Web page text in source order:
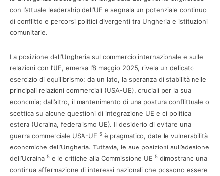
con l’attuale leadership dell’UE e segnala un potenziale continuo
di conflitto e percorsi politici divergenti tra Ungheria e istituzioni
comunitarie.
La posizione dell’Ungheria sul commercio internazionale e sulle
relazioni con l’UE, emersa l’8 maggio 2025, rivela un delicato
esercizio di equilibrismo: da un lato, la speranza di stabilità nelle
principali relazioni commerciali (USA-UE), cruciali per la sua
economia; dall’altro, il mantenimento di una postura conflittuale o
scettica su alcune questioni di integrazione UE e di politica
estera (Ucraina, federalismo UE). Il desiderio di evitare una
guerra commerciale USA-UE 5 è pragmatico, date le vulnerabilità
economiche dell’Ungheria. Tuttavia, le sue posizioni sull’adesione
dell’Ucraina 5 e le critiche alla Commissione UE 5 dimostrano una
continua affermazione di interessi nazionali che possono essere